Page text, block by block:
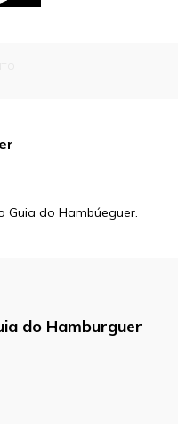
Guia do Hambúeguer.
do Hamburguer